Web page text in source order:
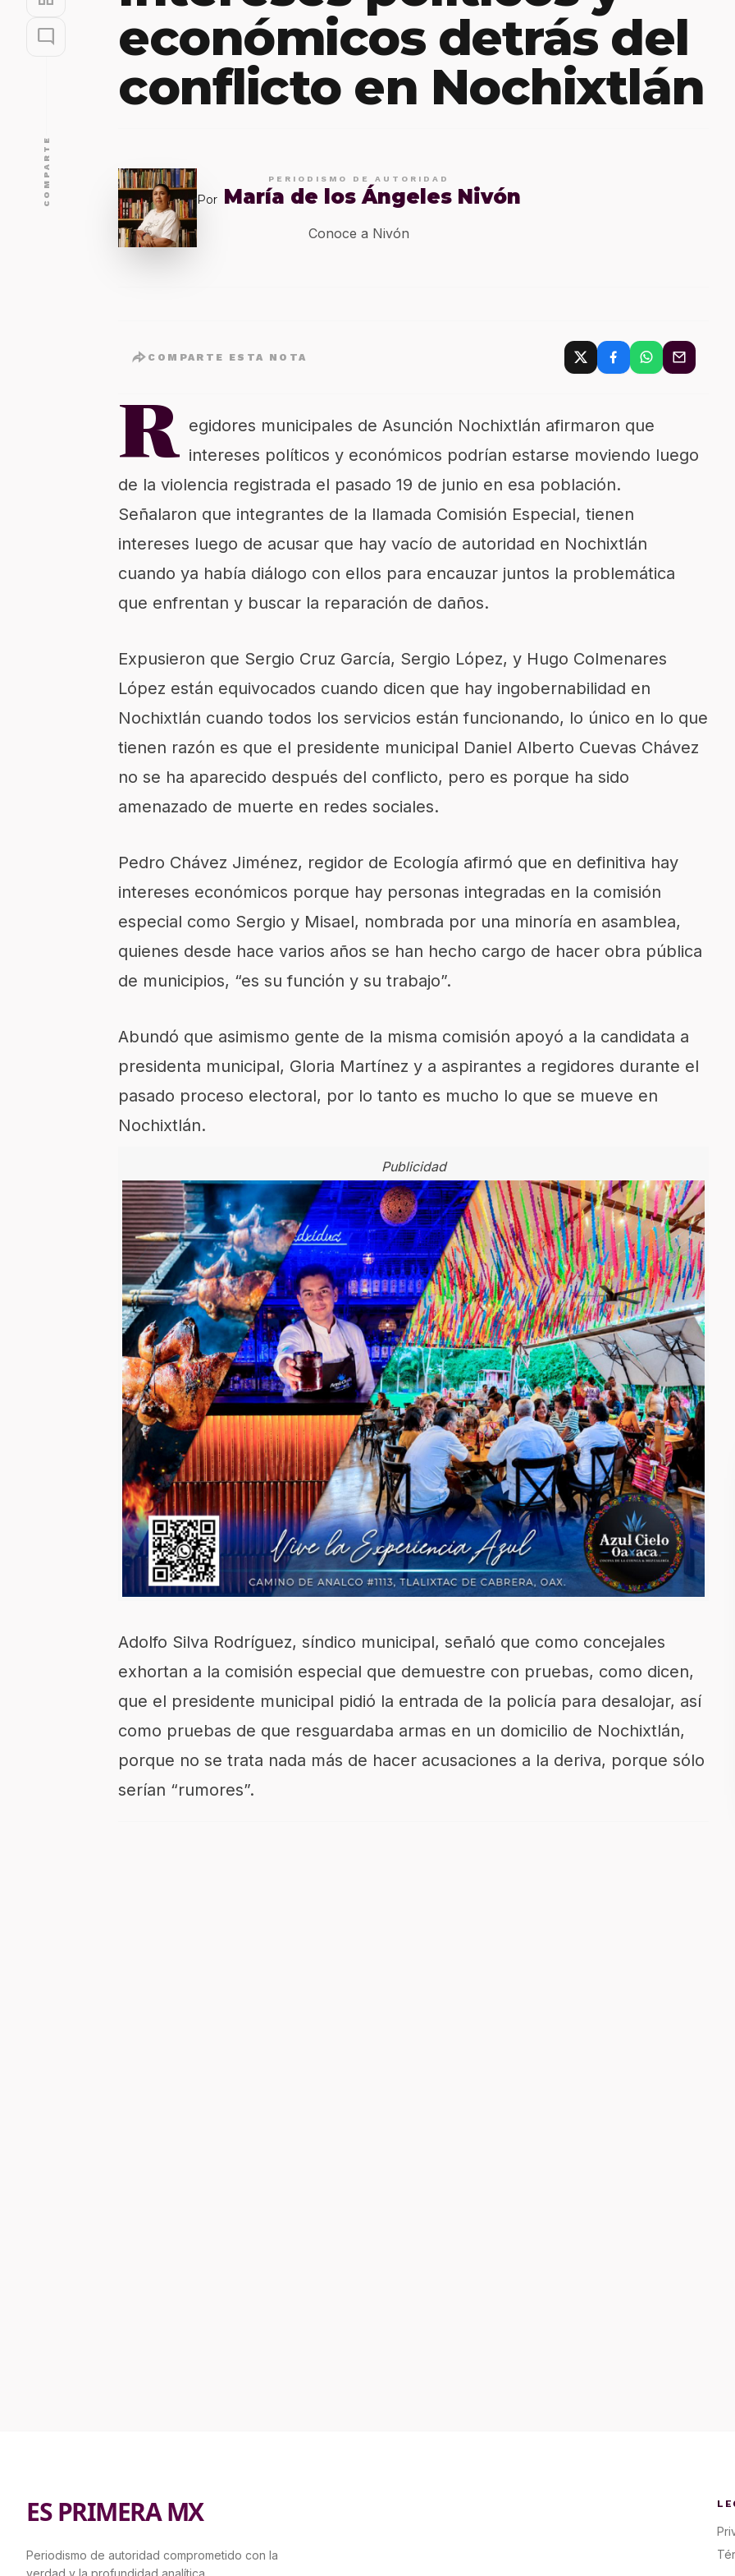
mode_comment
COMPARTE
económicos detrás del
conflicto en Nochixtlán
PERIODISMO DE AUTORIDAD
Por María de los Ángeles Nivón
Conoce a Nivón
COMPARTE ESTA NOTA
R egidores municipales de Asunción Nochixtlán afirmaron que
intereses políticos y económicos podrían estarse moviendo luego
de la violencia registrada el pasado 19 de junio en esa población.
Señalaron que integrantes de la llamada Comisión Especial, tienen
intereses luego de acusar que hay vacío de autoridad en Nochixtlán
cuando ya había diálogo con ellos para encauzar juntos la problemática
que enfrentan y buscar la reparación de daños.
Expusieron que Sergio Cruz García, Sergio López, y Hugo Colmenares
López están equivocados cuando dicen que hay ingobernabilidad en
Nochixtlán cuando todos los servicios están funcionando, lo único en lo que
tienen razón es que el presidente municipal Daniel Alberto Cuevas Chávez
no se ha aparecido después del conflicto, pero es porque ha sido
amenazado de muerte en redes sociales.
Pedro Chávez Jiménez, regidor de Ecología afirmó que en definitiva hay
intereses económicos porque hay personas integradas en la comisión
especial como Sergio y Misael, nombrada por una minoría en asamblea,
quienes desde hace varios años se han hecho cargo de hacer obra pública
de municipios, “es su función y su trabajo”.
Abundó que asimismo gente de la misma comisión apoyó a la candidata a
presidenta municipal, Gloria Martínez y a aspirantes a regidores durante el
pasado proceso electoral, por lo tanto es mucho lo que se mueve en
Nochixtlán.
Publicidad
Adolfo Silva Rodríguez, síndico municipal, señaló que como concejales
exhortan a la comisión especial que demuestre con pruebas, como dicen,
que el presidente municipal pidió la entrada de la policía para desalojar, así
como pruebas de que resguardaba armas en un domicilio de Nochixtlán,
porque no se trata nada más de hacer acusaciones a la deriva, porque sólo
serían “rumores”.
ES PRIMERA MX
Periodismo de autoridad comprometido con la
verdad y la profundidad analítica.